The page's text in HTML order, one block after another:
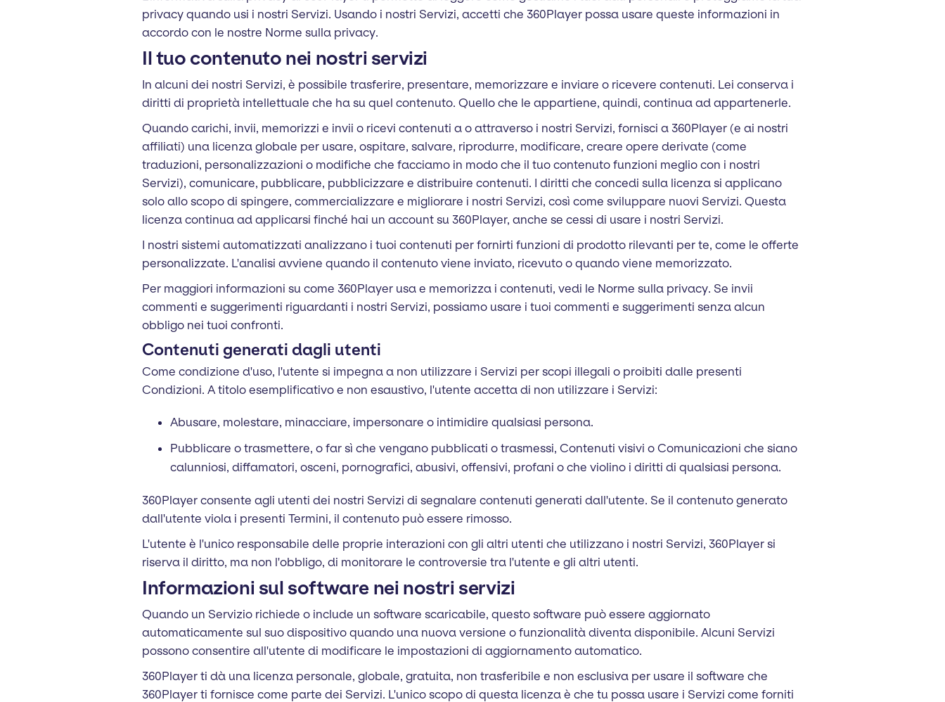
privacy quando usi i nostri Servizi. Usando i nostri Servizi, accetti che 360Player possa usare queste informazioni in
accordo con le nostre Norme sulla privacy.
Il tuo contenuto nei nostri servizi
In alcuni dei nostri Servizi, è possibile trasferire, presentare, memorizzare e inviare o ricevere contenuti. Lei conserva i
diritti di proprietà intellettuale che ha su quel contenuto. Quello che le appartiene, quindi, continua ad appartenerle.
Quando carichi, invii, memorizzi e invii o ricevi contenuti a o attraverso i nostri Servizi, fornisci a 360Player (e ai nostri
affiliati) una licenza globale per usare, ospitare, salvare, riprodurre, modificare, creare opere derivate (come
traduzioni, personalizzazioni o modifiche che facciamo in modo che il tuo contenuto funzioni meglio con i nostri
Servizi), comunicare, pubblicare, pubblicizzare e distribuire contenuti. I diritti che concedi sulla licenza si applicano
solo allo scopo di spingere, commercializzare e migliorare i nostri Servizi, così come sviluppare nuovi Servizi. Questa
licenza continua ad applicarsi finché hai un account su 360Player, anche se cessi di usare i nostri Servizi.
I nostri sistemi automatizzati analizzano i tuoi contenuti per fornirti funzioni di prodotto rilevanti per te, come le offerte
personalizzate. L'analisi avviene quando il contenuto viene inviato, ricevuto o quando viene memorizzato.
Per maggiori informazioni su come 360Player usa e memorizza i contenuti, vedi le Norme sulla privacy. Se invii
commenti e suggerimenti riguardanti i nostri Servizi, possiamo usare i tuoi commenti e suggerimenti senza alcun
obbligo nei tuoi confronti.
Contenuti generati dagli utenti
Come condizione d'uso, l'utente si impegna a non utilizzare i Servizi per scopi illegali o proibiti dalle presenti
Condizioni. A titolo esemplificativo e non esaustivo, l'utente accetta di non utilizzare i Servizi:
Abusare, molestare, minacciare, impersonare o intimidire qualsiasi persona.
Pubblicare o trasmettere, o far sì che vengano pubblicati o trasmessi, Contenuti visivi o Comunicazioni che siano
calunniosi, diffamatori, osceni, pornografici, abusivi, offensivi, profani o che violino i diritti di qualsiasi persona.
360Player consente agli utenti dei nostri Servizi di segnalare contenuti generati dall'utente. Se il contenuto generato
dall'utente viola i presenti Termini, il contenuto può essere rimosso.
L'utente è l'unico responsabile delle proprie interazioni con gli altri utenti che utilizzano i nostri Servizi, 360Player si
riserva il diritto, ma non l'obbligo, di monitorare le controversie tra l'utente e gli altri utenti.
Informazioni sul software nei nostri servizi
Quando un Servizio richiede o include un software scaricabile, questo software può essere aggiornato
automaticamente sul suo dispositivo quando una nuova versione o funzionalità diventa disponibile. Alcuni Servizi
possono consentire all'utente di modificare le impostazioni di aggiornamento automatico.
360Player ti dà una licenza personale, globale, gratuita, non trasferibile e non esclusiva per usare il software che
360Player ti fornisce come parte dei Servizi. L'unico scopo di questa licenza è che tu possa usare i Servizi come forniti